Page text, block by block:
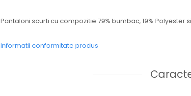
Pantaloni scurti cu compozitie 79% bumbac, 19% Polyester
Informatii conformitate produs